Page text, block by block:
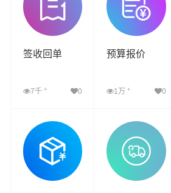
签收回单
7千 + 0
查看详细
预算报价
1万+ 0
查看详细